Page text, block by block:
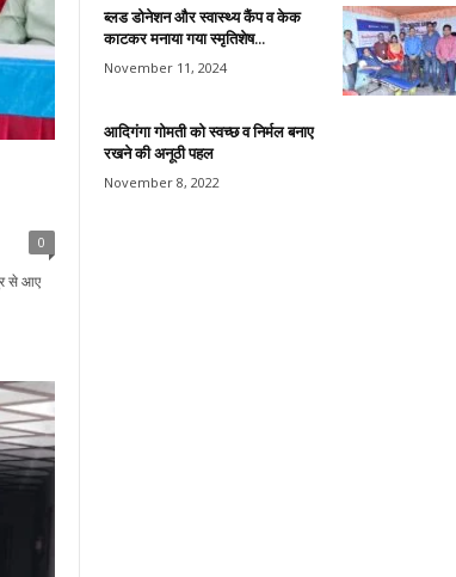
0
से आए
ब्लड डोनेशन और स्वास्थ्य कैंप व केक
काटकर मनाया गया स्मृतिशेष...
November 11, 2024
आदिगंगा गोमती को स्वच्छ व निर्मल बनाए
रखने की अनूठी पहल
November 8, 2022